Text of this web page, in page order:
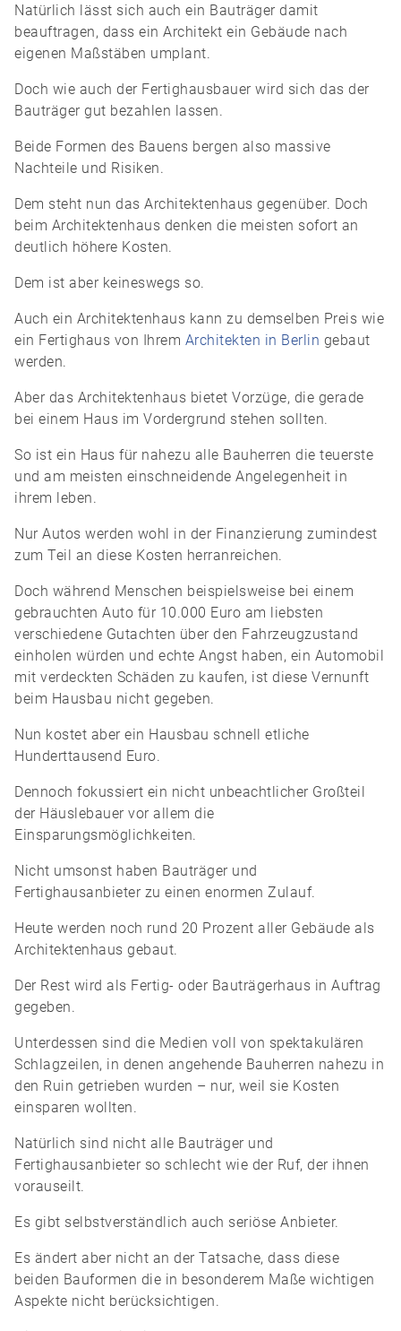
Natürlich lässt sich auch ein Bauträger damit
beauftragen, dass ein Architekt ein Gebäude nach
eigenen Maßstäben umplant.
Doch wie auch der Fertighausbauer wird sich das der
Bauträger gut bezahlen lassen.
Beide Formen des Bauens bergen also massive
Nachteile und Risiken.
Dem steht nun das Architektenhaus gegenüber. Doch
beim Architektenhaus denken die meisten sofort an
deutlich höhere Kosten.
Dem ist aber keineswegs so.
Auch ein Architektenhaus kann zu demselben Preis wie
ein Fertighaus von Ihrem Architekten in Berlin gebaut
werden.
Aber das Architektenhaus bietet Vorzüge, die gerade
bei einem Haus im Vordergrund stehen sollten.
So ist ein Haus für nahezu alle Bauherren die teuerste
und am meisten einschneidende Angelegenheit in
ihrem leben.
Nur Autos werden wohl in der Finanzierung zumindest
zum Teil an diese Kosten herranreichen.
Doch während Menschen beispielsweise bei einem
gebrauchten Auto für 10.000 Euro am liebsten
verschiedene Gutachten über den Fahrzeugzustand
einholen würden und echte Angst haben, ein Automobil
mit verdeckten Schäden zu kaufen, ist diese Vernunft
beim Hausbau nicht gegeben.
Nun kostet aber ein Hausbau schnell etliche
Hunderttausend Euro.
Dennoch fokussiert ein nicht unbeachtlicher Großteil
der Häuslebauer vor allem die
Einsparungsmöglichkeiten.
Nicht umsonst haben Bauträger und
Fertighausanbieter zu einen enormen Zulauf.
Heute werden noch rund 20 Prozent aller Gebäude als
Architektenhaus gebaut.
Der Rest wird als Fertig- oder Bauträgerhaus in Auftrag
gegeben.
Unterdessen sind die Medien voll von spektakulären
Schlagzeilen, in denen angehende Bauherren nahezu in
den Ruin getrieben wurden – nur, weil sie Kosten
einsparen wollten.
Natürlich sind nicht alle Bauträger und
Fertighausanbieter so schlecht wie der Ruf, der ihnen
vorauseilt.
Es gibt selbstverständlich auch seriöse Anbieter.
Es ändert aber nicht an der Tatsache, dass diese
beiden Bauformen die in besonderem Maße wichtigen
Aspekte nicht berücksichtigen.